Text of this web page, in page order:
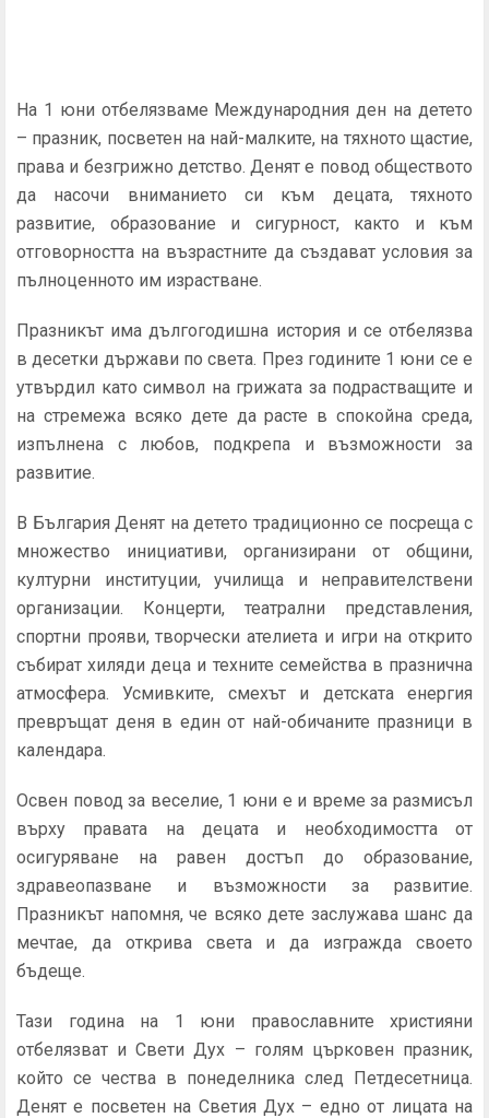
На 1 юни отбелязваме Международния ден на детето
– празник, посветен на най-малките, на тяхното щастие,
права и безгрижно детство. Денят е повод обществото
да насочи вниманието си към децата, тяхното
развитие, образование и сигурност, както и към
отговорността на възрастните да създават условия за
пълноценното им израстване.
Празникът има дългогодишна история и се отбелязва
в десетки държави по света. През годините 1 юни се е
утвърдил като символ на грижата за подрастващите и
на стремежа всяко дете да расте в спокойна среда,
изпълнена с любов, подкрепа и възможности за
развитие.
В България Денят на детето традиционно се посреща с
множество инициативи, организирани от общини,
културни институции, училища и неправителствени
организации. Концерти, театрални представления,
спортни прояви, творчески ателиета и игри на открито
събират хиляди деца и техните семейства в празнична
атмосфера. Усмивките, смехът и детската енергия
превръщат деня в един от най-обичаните празници в
календара.
Освен повод за веселие, 1 юни е и време за размисъл
върху правата на децата и необходимостта от
осигуряване на равен достъп до образование,
здравеопазване и възможности за развитие.
Празникът напомня, че всяко дете заслужава шанс да
мечтае, да открива света и да изгражда своето
бъдеще.
Тази година на 1 юни православните християни
отбелязват и Свети Дух – голям църковен празник,
който се чества в понеделника след Петдесетница.
Денят е посветен на Светия Дух – едно от лицата на